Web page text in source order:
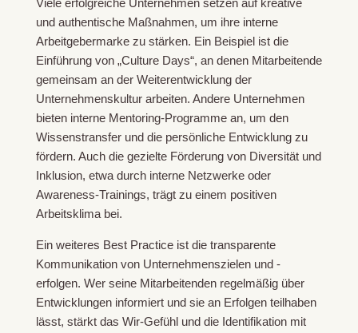
Viele erfolgreiche Unternehmen setzen auf kreative
und authentische Maßnahmen, um ihre interne
Arbeitgebermarke zu stärken. Ein Beispiel ist die
Einführung von „Culture Days“, an denen Mitarbeitende
gemeinsam an der Weiterentwicklung der
Unternehmenskultur arbeiten. Andere Unternehmen
bieten interne Mentoring-Programme an, um den
Wissenstransfer und die persönliche Entwicklung zu
fördern. Auch die gezielte Förderung von Diversität und
Inklusion, etwa durch interne Netzwerke oder
Awareness-Trainings, trägt zu einem positiven
Arbeitsklima bei.
Ein weiteres Best Practice ist die transparente
Kommunikation von Unternehmenszielen und -
erfolgen. Wer seine Mitarbeitenden regelmäßig über
Entwicklungen informiert und sie an Erfolgen teilhaben
lässt, stärkt das Wir-Gefühl und die Identifikation mit